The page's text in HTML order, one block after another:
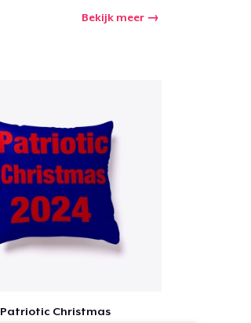
Bekijk meer
Patriotic Christmas